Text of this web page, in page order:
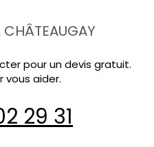
CHÂTEAUGAY
pour un devis gratuit.
vous aider.
29 31